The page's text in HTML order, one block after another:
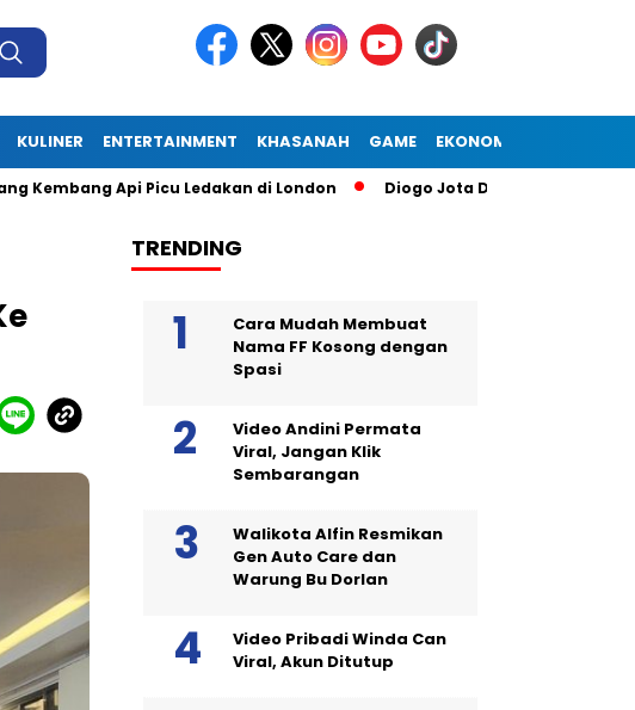
KULINER ENTERTAINMENT KHASANAH GAME EKONOMI
Api Picu Ledakan di London Diogo Jota Dies in Car Accident in
TRENDING
Cara Mudah Membuat
Nama FF Kosong dengan
Spasi
Video Andini Permata
Viral, Jangan Klik
Sembarangan
Walikota Alfin Resmikan
Gen Auto Care dan
Warung Bu Dorlan
Video Pribadi Winda Can
Viral, Akun Ditutup